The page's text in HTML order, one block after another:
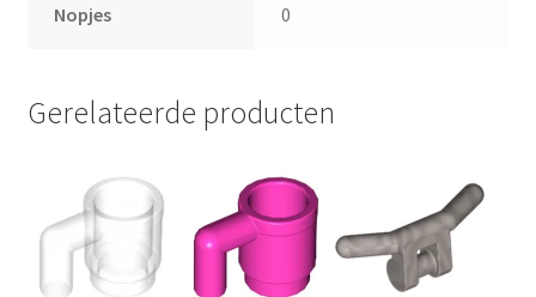
Nopjes 0
Gerelateerde producten